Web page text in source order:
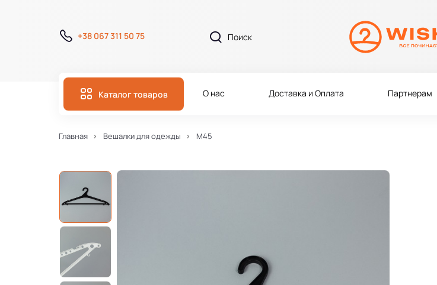
+38 067 311 50 75
Каталог товаров О нас Доставка и Оплата Партнерам
Главная Вешалки для одежды M45